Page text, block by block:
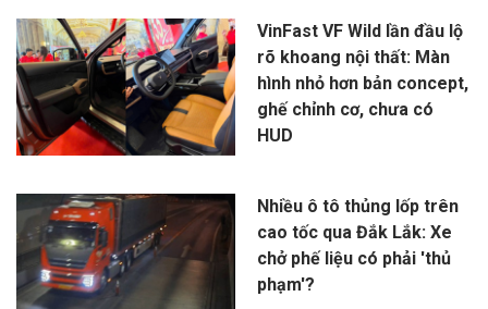
VinFast VF Wild lần đầu lộ
rõ khoang nội thất: Màn
hình nhỏ hơn bản concept,
ghế chỉnh cơ, chưa có
HUD
Nhiều ô tô thủng lốp trên
cao tốc qua Đắk Lắk: Xe
chở phế liệu có phải 'thủ
phạm'?